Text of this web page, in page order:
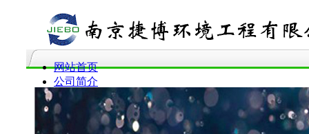
网站首页
公司简介
服务范围
产品介绍
企业动态